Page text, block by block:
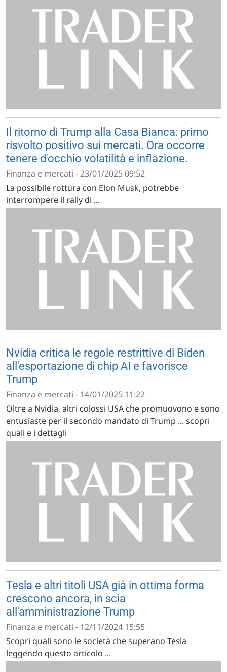
Il ritorno di Trump alla Casa Bianca: primo
risvolto positivo sui mercati. Ora occorre
tenere d'occhio volatilità e inflazione.
Finanza e mercati - 23/01/2025 09:52
La possibile rottura con Elon Musk, potrebbe
interrompere il rally di ...
Nvidia critica le regole restrittive di Biden
all'esportazione di chip AI e favorisce
Trump
Finanza e mercati - 14/01/2025 11:22
Oltre a Nvidia, altri colossi USA che promuovono e sono
entusiaste per il secondo mandato di Trump ... scopri
quali e i dettagli
Tesla e altri titoli USA già in ottima forma
crescono ancora, in scia
all'amministrazione Trump
Finanza e mercati - 12/11/2024 15:55
Scopri quali sono le società che superano Tesla
leggendo questo articolo ...